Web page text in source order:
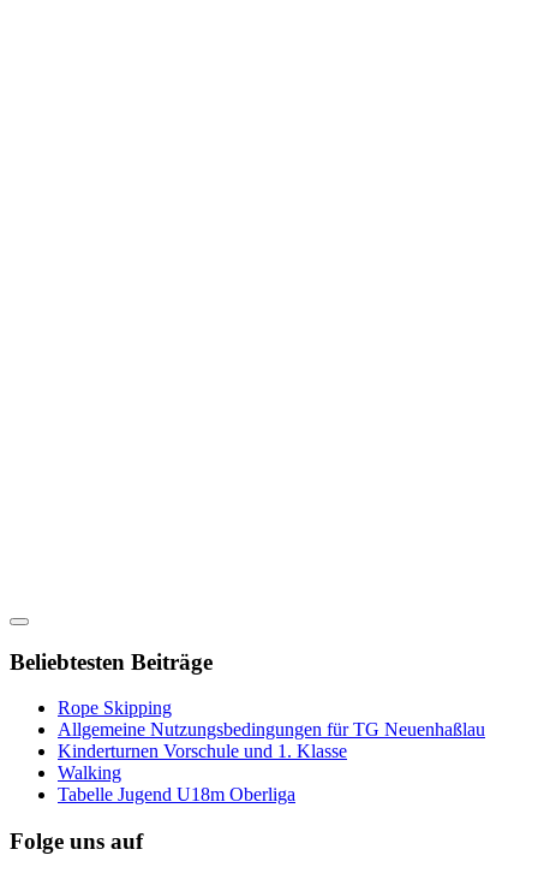
Beliebtesten Beiträge
Rope Skipping
Allgemeine Nutzungsbedingungen für TG Neuenhaßlau
Kinderturnen Vorschule und 1. Klasse
Walking
Tabelle Jugend U18m Oberliga
Folge uns auf